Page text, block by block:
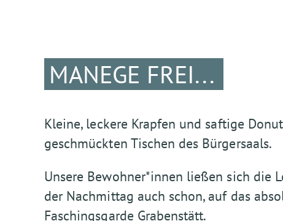
MANEGE FREI...
Kleine, leckere Krapfen und saftige
geschmückten Tischen des Bürgersaals.
Unsere Bewohner*innen ließen sich die
der Nachmittag auch schon, auf das
Faschingsgarde Grabenstätt.